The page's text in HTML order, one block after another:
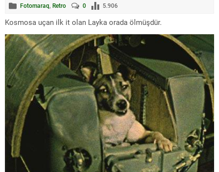
Fotomaraq, Retro 0 5.906
Kosmosa uçan ilk it olan Layka orada ölmüşdür.